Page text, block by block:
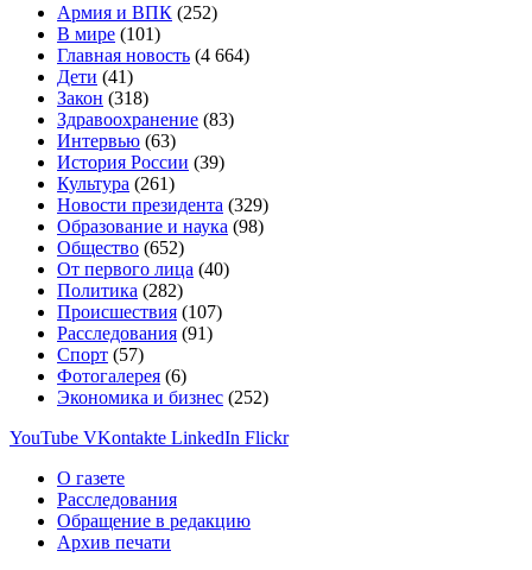
Армия и ВПК (252)
В мире (101)
Главная новость (4 664)
Дети (41)
Закон (318)
Здравоохранение (83)
Интервью (63)
История России (39)
Культура (261)
Новости президента (329)
Образование и наука (98)
Общество (652)
От первого лица (40)
Политика (282)
Происшествия (107)
Расследования (91)
Спорт (57)
Фотогалерея (6)
Экономика и бизнес (252)
YouTube VKontakte LinkedIn Flickr
О газете
Расследования
Обращение в редакцию
Архив печати